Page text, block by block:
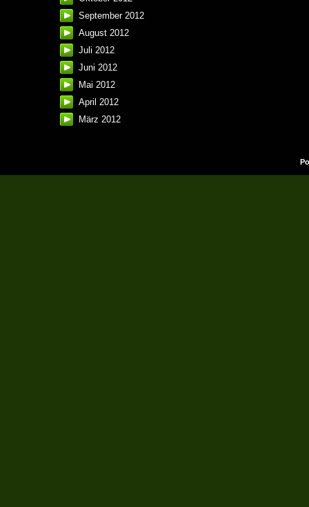
September 2012
August 2012
Juli 2012
Juni 2012
Mai 2012
April 2012
März 2012